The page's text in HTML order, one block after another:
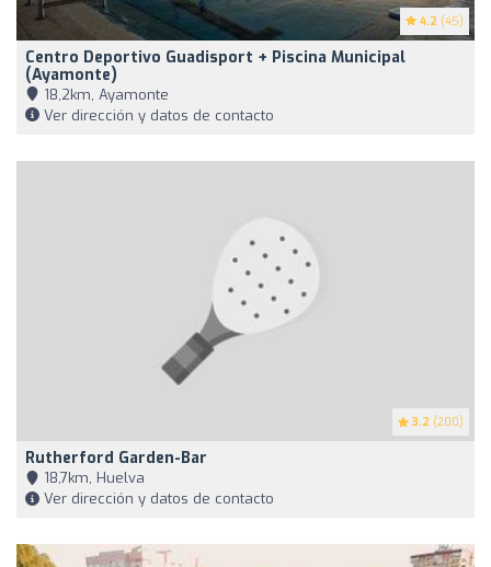
4.2 (45)
Centro Deportivo Guadisport + Piscina Municipal
(Ayamonte)
18,2km, Ayamonte
Ver dirección y datos de contacto
3.2 (200)
Rutherford Garden-Bar
18,7km, Huelva
Ver dirección y datos de contacto